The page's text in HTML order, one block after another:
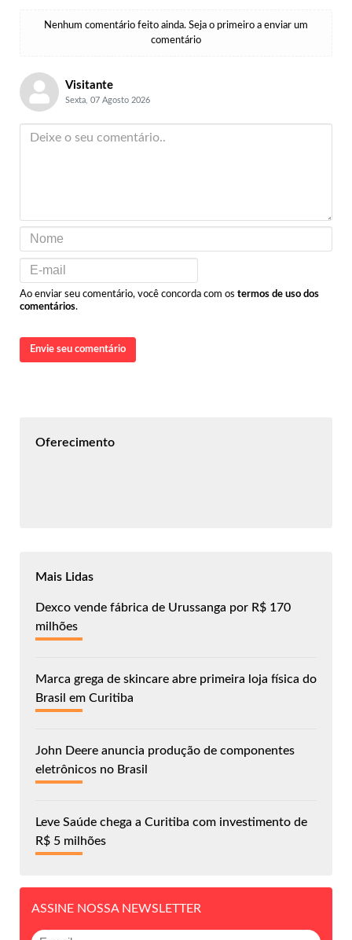
Nenhum comentário feito ainda. Seja o primeiro a enviar um
comentário
Visitante
Sexta, 07 Agosto 2026
Ao enviar seu comentário, você concorda com os termos de uso dos
comentários.
Envie seu comentário
Oferecimento
Mais Lidas
Dexco vende fábrica de Urussanga por R$ 170
milhões
Marca grega de skincare abre primeira loja física do
Brasil em Curitiba
John Deere anuncia produção de componentes
eletrônicos no Brasil
Leve Saúde chega a Curitiba com investimento de
R$ 5 milhões
ASSINE NOSSA NEWSLETTER